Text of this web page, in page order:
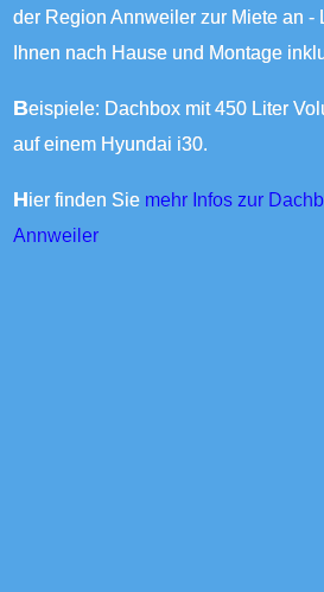
der Region Annweiler zur Miete an -
Ihnen nach Hause und Montage
Beispiele: Dachbox mit 450 Liter Volumen, von uns montiert
auf einem Hyundai i30.
Hier finden Sie mehr Infos zur
Annweiler